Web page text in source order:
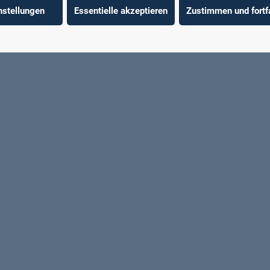
Essentielle akzeptieren Zustimmen und